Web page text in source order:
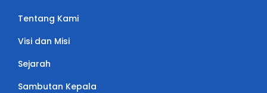
Tentang Kami
Visi dan Misi
Sejarah
Sambutan Kepala